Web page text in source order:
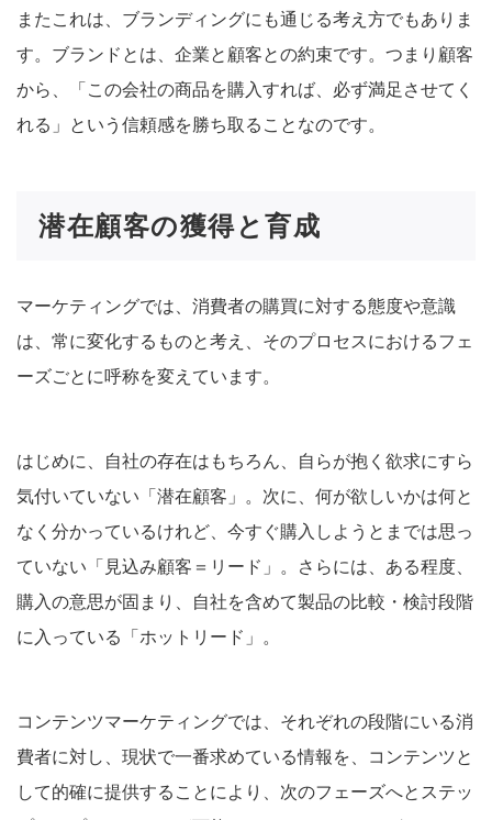
またこれは、ブランディングにも通じる考え方でもありま
す。ブランドとは、企業と顧客との約束です。つまり顧客
から、「この会社の商品を購入すれば、必ず満足させてく
れる」という信頼感を勝ち取ることなのです。
潜在顧客の獲得と育成
マーケティングでは、消費者の購買に対する態度や意識
は、常に変化するものと考え、そのプロセスにおけるフェ
ーズごとに呼称を変えています。
はじめに、自社の存在はもちろん、自らが抱く欲求にすら
気付いていない「潜在顧客」。次に、何が欲しいかは何と
なく分かっているけれど、今すぐ購入しようとまでは思っ
ていない「見込み顧客＝リード」。さらには、ある程度、
購入の意思が固まり、自社を含めて製品の比較・検討段階
に入っている「ホットリード」。
コンテンツマーケティングでは、それぞれの段階にいる消
費者に対し、現状で一番求めている情報を、コンテンツと
して的確に提供することにより、次のフェーズへとステッ